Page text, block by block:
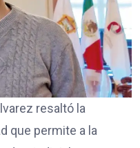
resaltó la
que permite a la